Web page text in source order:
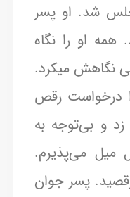
شد. او پسر
همه او را نگاه
نگاهش میکرد.
درخواست رقص
و بی‌توجه به
میل می‌پذیرم.
پسر جوان